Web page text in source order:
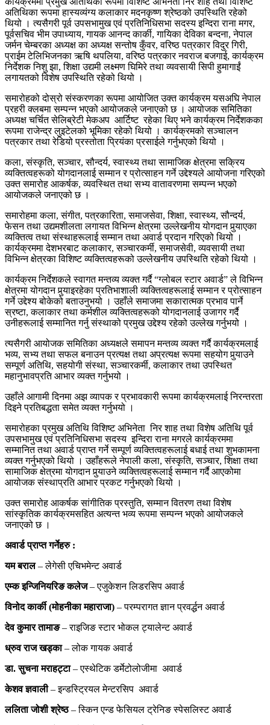
अतिथिका रूपमा हास्यव्यंग्य कलाकार मदनकृष्ण श्रेष्ठको उपस्थिति रहेको
थियो । त्यसैगरी पूर्व उपसभामुख एवं प्रतिनिधिसभा सदस्य इन्दिरा राना मगर,
पूर्वसचिव भीम उपाध्याय, गायक आनन्द कार्की, गायिका देविका बन्दना, नेपाल
जर्मन चेम्बरका अध्यक्ष का अध्यक्ष सन्तोष कुँवर, वरिष्ठ पत्रकार विदुर गिरी,
प्राईम टेलिभिजनका ऋषि थपलिया, वरिष्ठ पत्रकार नवराज बजगाई, कार्यक्रम
निर्देशक निशु झा, शिक्षा उद्यमी लक्ष्मण घिमिरे तथा व्यवसायी सिपी हुमागाईं
लगायतको विशेष उपस्थिति रहेको थियो ।
समारोहको दोस्रो संस्करणका रूपमा आयोजित उक्त कार्यक्रम यसअघि नेपाल
प्रहरी क्लबमा सम्पन्न भएको आयोजकले जनाएको छ । आयोजक समितिका
अध्यक्ष चर्चित सेलिब्रेटी मेकअप आर्टिष्ट रहेका थिए भने कार्यक्रम निर्देशकका
रूपमा राजेन्द्र लुइटेलको भूमिका रहेको थियो । कार्यक्रमको सञ्चालन
पत्रकार तथा रेडियो प्रस्तोता प्रियंका प्रसाईले गर्नुभएको थियो ।
कला, संस्कृति, सञ्चार, सौन्दर्य, स्वास्थ्य तथा सामाजिक क्षेत्रमा सक्रिय
व्यक्तित्वहरूको योगदानलाई सम्मान र प्रोत्साहन गर्ने उद्देश्यले आयोजना गरिएको
उक्त समारोह आकर्षक, व्यवस्थित तथा सभ्य वातावरणमा सम्पन्न भएको
आयोजकले जनाएको छ ।
समारोहमा कला, संगीत, पत्रकारिता, समाजसेवा, शिक्षा, स्वास्थ्य, सौन्दर्य,
फेसन तथा उद्यमशीलता लगायत विभिन्न क्षेत्रमा उल्लेखनीय योगदान पुर्‍याएका
व्यक्तित्व तथा संस्थाहरूलाई सम्मान तथा अवार्ड प्रदान गरिएको थियो ।
कार्यक्रममा देशभरबाट कलाकार, सञ्चारकर्मी, समाजसेवी, व्यवसायी तथा
विभिन्न क्षेत्रका विशिष्ट व्यक्तित्वहरूको उल्लेखनीय उपस्थिति रहेको थियो ।
कार्यक्रम निर्देशकले स्वागत मन्तव्य व्यक्त गर्दै “ग्लोबल स्टार अवार्ड” ले विभिन्न
क्षेत्रमा योगदान पुर्‍याइरहेका प्रतिभाशाली व्यक्तित्वहरूलाई सम्मान र प्रोत्साहन
गर्ने उद्देश्य बोकेको बताउनुभयो । उहाँले समाजमा सकारात्मक प्रभाव पार्ने
स्रष्टा, कलाकार तथा कर्मशील व्यक्तित्वहरूको योगदानलाई उजागर गर्दै
उनीहरूलाई सम्मानित गर्नु संस्थाको प्रमुख उद्देश्य रहेको उल्लेख गर्नुभयो ।
त्यसैगरी आयोजक समितिका अध्यक्षले समापन मन्तव्य व्यक्त गर्दै कार्यक्रमलाई
भव्य, सभ्य तथा सफल बनाउन प्रत्यक्ष तथा अप्रत्यक्ष रूपमा सहयोग पुर्‍याउने
सम्पूर्ण अतिथि, सहयोगी संस्था, सञ्चारकर्मी, कलाकार तथा उपस्थित
महानुभावप्रति आभार व्यक्त गर्नुभयो ।
उहाँले आगामी दिनमा अझ व्यापक र प्रभावकारी रूपमा कार्यक्रमलाई निरन्तरता
दिइने प्रतिबद्धता समेत व्यक्त गर्नुभयो ।
समारोहका प्रमुख अतिथि विशिष्ट अभिनेता निर शाह तथा विशेष अतिथि पूर्व
उपसभामुख एवं प्रतिनिधिसभा सदस्य इन्दिरा राना मगरले कार्यक्रममा
सम्मानित तथा अवार्ड प्राप्त गर्ने सम्पूर्ण व्यक्तित्वहरूलाई बधाई तथा शुभकामना
व्यक्त गर्नुभएको थियो । उहाँहरूले नेपाली कला, संस्कृति, सञ्चार, शिक्षा तथा
सामाजिक क्षेत्रमा योगदान पुर्‍याउने व्यक्तित्वहरूलाई सम्मान गर्दै आएकोमा
आयोजक संस्थाप्रति आभार प्रकट गर्नुभएको थियो ।
उक्त समारोह आकर्षक सांगीतिक प्रस्तुति, सम्मान वितरण तथा विशेष
सांस्कृतिक कार्यक्रमसहित अत्यन्त भव्य रूपमा सम्पन्न भएको आयोजकले
जनाएको छ ।
अवार्ड प्राप्त गर्नेहरु :
यम बराल– लेगेसी एचिभमेन्ट अवार्ड
एम्क इन्जिनियरिङ कलेज– एजुकेशन लिडरसिप अवार्ड
विनोद कार्की (मोहनीका महाराजा) – परम्परागत ज्ञान प्रवर्द्धन अवार्ड
देव कुमार तामाङ– राइजिङ स्टार भोकल ट्यालेन्ट अवार्ड
ध्रुव राज खड्का– लोक गायक अवार्ड
डा. सुचना मराहट्टा– एस्थेटिक डर्मेटोलोजीमा अवार्ड
केशव ज्ञवाली– इन्डस्ट्रियल मेन्टरसिप अवार्ड
ललिता जोशी श्रेष्ठ– स्किन एन्ड फेसियल ट्रेनिङ स्पेसलिस्ट अवार्ड